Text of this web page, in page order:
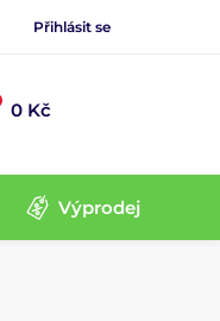
Přihlásit se
0 Kč
Výprodej